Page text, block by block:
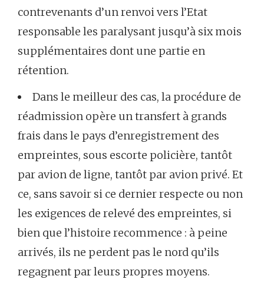
contrevenants d’un renvoi vers l’Etat
responsable les paralysant jusqu’à six mois
supplémentaires dont une partie en
rétention.
Dans le meilleur des cas, la procédure de
réadmission opère un transfert à grands
frais dans le pays d’enregistrement des
empreintes, sous escorte policière, tantôt
par avion de ligne, tantôt par avion privé. Et
ce, sans savoir si ce dernier respecte ou non
les exigences de relevé des empreintes, si
bien que l’histoire recommence : à peine
arrivés, ils ne perdent pas le nord qu’ils
regagnent par leurs propres moyens.